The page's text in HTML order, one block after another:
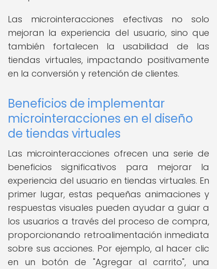
Las microinteracciones efectivas no solo
mejoran la experiencia del usuario, sino que
también fortalecen la usabilidad de las
tiendas virtuales, impactando positivamente
en la conversión y retención de clientes.
Beneficios de implementar
microinteracciones en el diseño
de tiendas virtuales
Las microinteracciones ofrecen una serie de
beneficios significativos para mejorar la
experiencia del usuario en tiendas virtuales. En
primer lugar, estas pequeñas animaciones y
respuestas visuales pueden ayudar a guiar a
los usuarios a través del proceso de compra,
proporcionando retroalimentación inmediata
sobre sus acciones. Por ejemplo, al hacer clic
en un botón de "Agregar al carrito", una